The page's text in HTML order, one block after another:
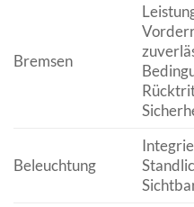
Bremsen
Beleuchtung